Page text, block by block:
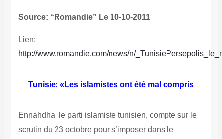
Source: “Romandie” Le 10-10-2011
Lien:
http://www.romandie.com/news/n/
Tunisie: «Les islamistes ont été mal compris
Ennahdha, le parti islamiste tunisien, compte sur le
scrutin du 23 octobre pour s’imposer dans le